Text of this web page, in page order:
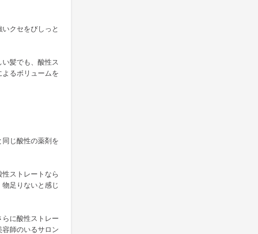
クセをびしっと
髪でも、酸性ス
よるボリュームを
じ酸性の薬剤を
ストレートなら
足りないと感じ
に酸性ストレー
容師のいるサロン